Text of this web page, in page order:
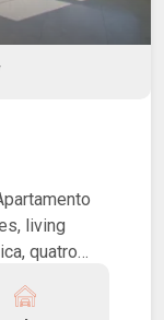
living
quatro
churrasco,